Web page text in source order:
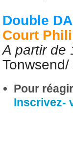
Double
Court
A partir de
Pour
Inscrivez-